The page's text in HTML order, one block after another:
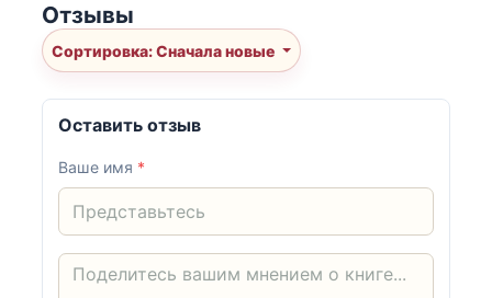
Отзывы
Сортировка: Сначала новые
Оставить отзыв
Ваше имя *